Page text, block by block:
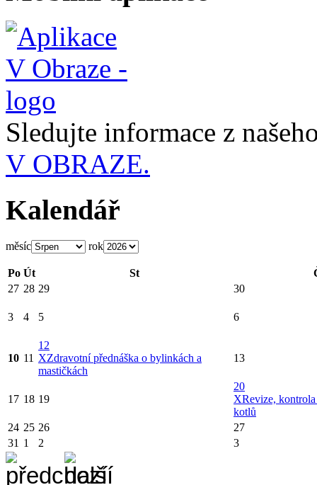
Sledujte informace z
V OBRAZE.
Kalendář
měsíc rok
Po Út St
27 28 29 30
3 4 5 6
10 11
12
XZdravotní přednáška o bylinkách a
mastičkách
13
17 18 19
20
XRevize,
kotlů
24 25 26
27
31 1 2 3